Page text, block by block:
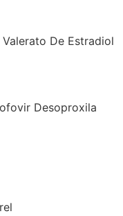
De Estradiol
Desoproxila